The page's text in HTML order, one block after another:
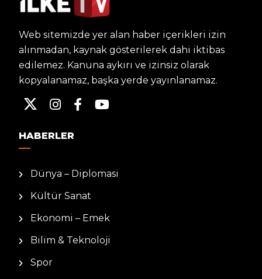
Web sitemizde yer alan haber içerikleri izin
alınmadan, kaynak gösterilerek dahi iktibas
edilemez. Kanuna aykırı ve izinsiz olarak
kopyalanamaz, başka yerde yayınlanamaz.
HABERLER
Dünya – Diplomasi
Kültür Sanat
Ekonomi – Emek
Bilim & Teknoloji
Spor